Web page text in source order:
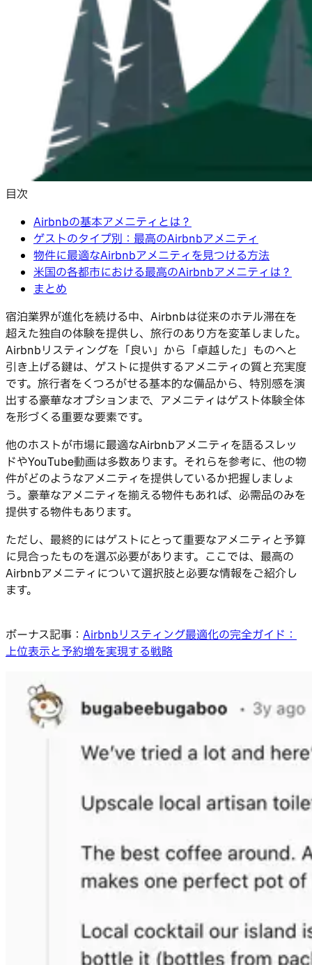
目次
Airbnbの基本アメニティとは？
ゲストのタイプ別：最高のAirbnbアメニティ
物件に最適なAirbnbアメニティを見つける方法
米国の各都市における最高のAirbnbアメニティは？
まとめ
宿泊業界が進化を続ける中、Airbnbは従来のホテル滞在を
超えた独自の体験を提供し、旅行のあり方を変革しました。
Airbnbリスティングを「良い」から「卓越した」ものへと
引き上げる鍵は、ゲストに提供するアメニティの質と充実度
です。旅行者をくつろがせる基本的な備品から、特別感を演
出する豪華なオプションまで、アメニティはゲスト体験全体
を形づくる重要な要素です。
他のホストが市場に最適なAirbnbアメニティを語るスレッ
ドやYouTube動画は多数あります。それらを参考に、他の物
件がどのようなアメニティを提供しているか把握しましょ
う。豪華なアメニティを揃える物件もあれば、必需品のみを
提供する物件もあります。
ただし、最終的にはゲストにとって重要なアメニティと予算
に見合ったものを選ぶ必要があります。ここでは、最高の
Airbnbアメニティについて選択肢と必要な情報をご紹介し
ます。
ボーナス記事： Airbnbリスティング最適化の完全ガイド：
上位表示と予約増を実現する戦略